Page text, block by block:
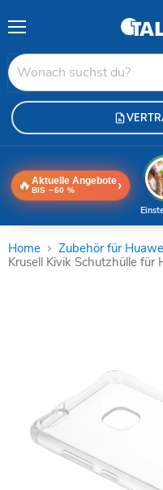
🔥 Aktuelle Angebote
BIS −60 % ›
Home
Zubehör für
Krusell Kivik Schutzhülle